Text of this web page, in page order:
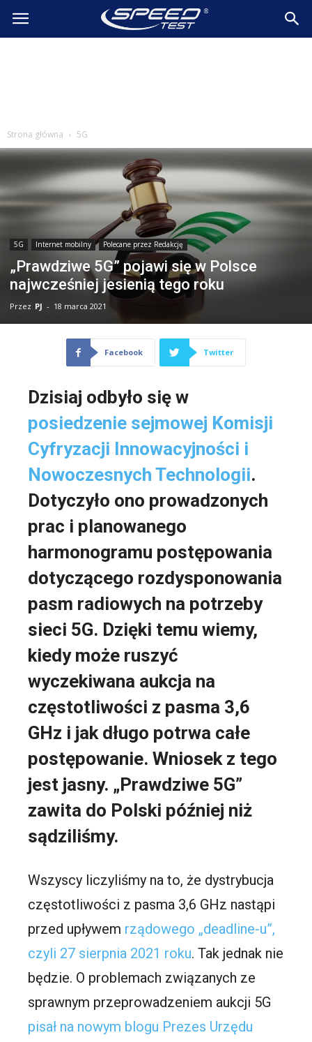
SpeedTest.pl
Strona główna 5G
5G Internet mobilny Polecane przez Redakcję
„Prawdziwe 5G” pojawi się w Polsce
najwcześniej jesienią tego roku
Przez PJ - 18 marca 2021
Facebook Twitter
Dzisiaj odbyło się w
posiedzenie sejmowej Komisji
Cyfryzacji Innowacyjności i
Nowoczesnych Technologii.
Dotyczyło ono prowadzonych
prac i planowanego
harmonogramu postępowania
dotyczącego rozdysponowania
pasm radiowych na potrzeby
sieci 5G. Dzięki temu wiemy,
kiedy może ruszyć
wyczekiwana aukcja na
częstotliwości z pasma 3,6
GHz i jak długo potrwa całe
postępowanie. Wniosek z tego
jest jasny. „Prawdziwe 5G”
zawita do Polski później niż
sądziliśmy.
Wszyscy liczyliśmy na to, że dystrybucja
częstotliwości z pasma 3,6 GHz nastąpi
przed upływem rządowego „deadline-u”,
czyli 27 sierpnia 2021 roku. Tak jednak nie
będzie. O problemach związanych ze
sprawnym przeprowadzeniem aukcji 5G
pisał na nowym blogu Prezes Urzędu